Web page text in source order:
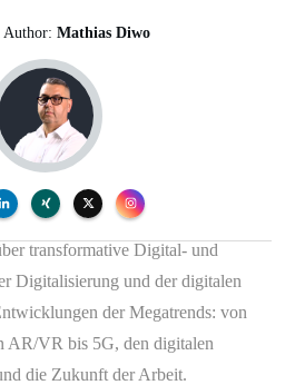
Author: Mathias Diwo
transformative Digital- und
Digitalisierung und der digitalen
der Megatrends: von
AR/VR bis 5G, den digitalen
die Zukunft der Arbeit.